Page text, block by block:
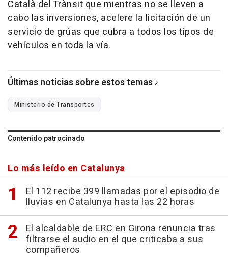
Català del Trànsit que mientras no se lleven a
cabo las inversiones, acelere la licitación de un
servicio de grúas que cubra a todos los tipos de
vehículos en toda la vía.
Últimas noticias sobre estos temas
Ministerio de Transportes
Contenido patrocinado
Lo más leído en Catalunya
El 112 recibe 399 llamadas por el episodio de
lluvias en Catalunya hasta las 22 horas
El alcaldable de ERC en Girona renuncia tras
filtrarse el audio en el que criticaba a sus
compañeros